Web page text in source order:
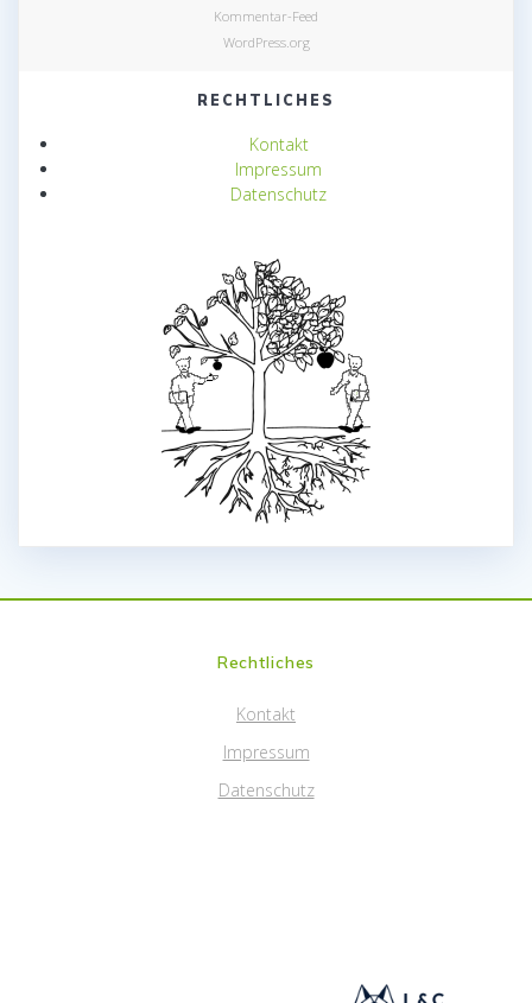
Kommentar-Feed
WordPress.org
RECHTLICHES
Kontakt
Impressum
Datenschutz
Rechtliches
Kontakt
Impressum
Datenschutz